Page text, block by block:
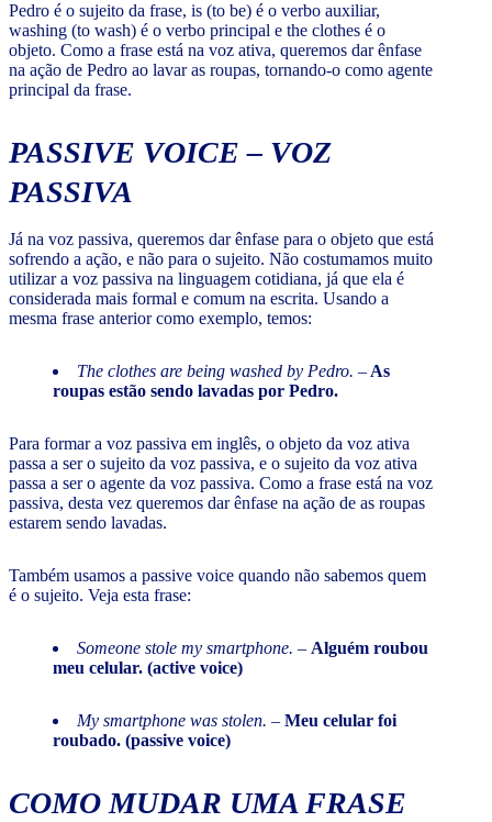
Pedro é o sujeito da frase, is (to be) é o verbo auxiliar,
washing (to wash) é o verbo principal e the clothes é o
objeto. Como a frase está na voz ativa, queremos dar ênfase
na ação de Pedro ao lavar as roupas, tornando-o como agente
principal da frase.
PASSIVE VOICE – VOZ
PASSIVA
Já na voz passiva, queremos dar ênfase para o objeto que está
sofrendo a ação, e não para o sujeito. Não costumamos muito
utilizar a voz passiva na linguagem cotidiana, já que ela é
considerada mais formal e comum na escrita. Usando a
mesma frase anterior como exemplo, temos:
The clothes are being washed by Pedro. – As
roupas estão sendo lavadas por Pedro.
Para formar a voz passiva em inglês, o objeto da voz ativa
passa a ser o sujeito da voz passiva, e o sujeito da voz ativa
passa a ser o agente da voz passiva. Como a frase está na voz
passiva, desta vez queremos dar ênfase na ação de as roupas
estarem sendo lavadas.
Também usamos a passive voice quando não sabemos quem
é o sujeito. Veja esta frase:
Someone stole my smartphone. – Alguém roubou
meu celular. (active voice)
My smartphone was stolen. – Meu celular foi
roubado. (passive voice)
COMO MUDAR UMA FRASE